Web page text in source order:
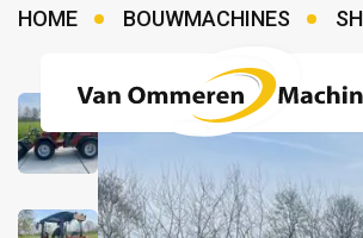
HOME BOUWMACHINES